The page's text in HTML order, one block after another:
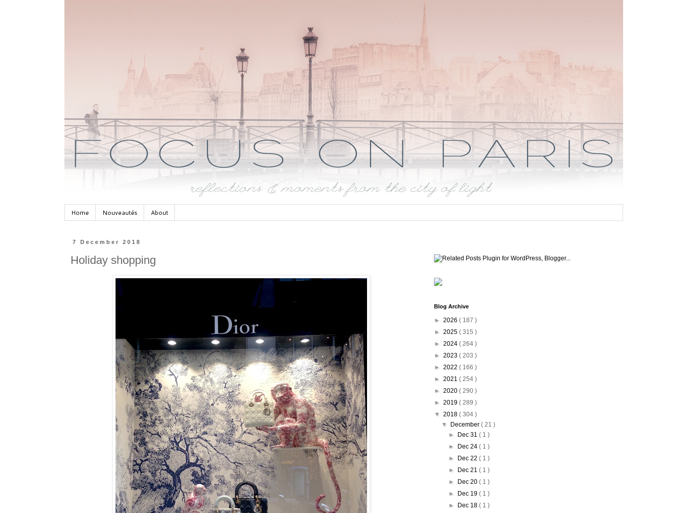
Home Nouveautés About
7 December 2018
Holiday shopping
Blog Archive
► 2026 ( 187 )
► 2025 ( 315 )
► 2024 ( 264 )
► 2023 ( 203 )
► 2022 ( 166 )
► 2021 ( 254 )
► 2020 ( 290 )
► 2019 ( 289 )
▼ 2018 ( 304 )
▼
December ( 21 )
►
Dec 31( 1 )
►
Dec 24( 1 )
►
Dec 22( 1 )
►
Dec 21( 1 )
►
Dec 20( 1 )
►
Dec 19( 1 )
►
Dec 18( 1 )